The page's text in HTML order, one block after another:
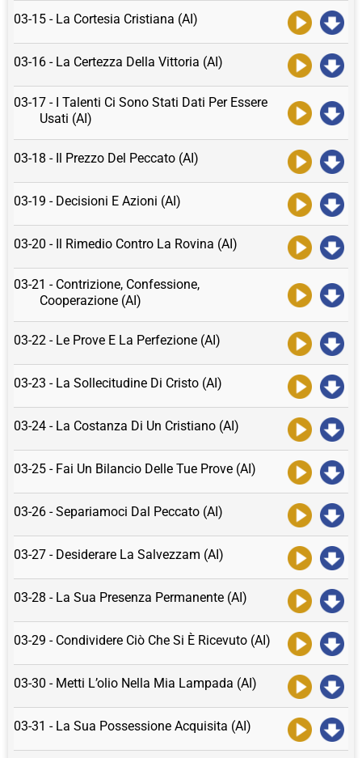
03-15 - La Cortesia Cristiana (AI)
03-16 - La Certezza Della Vittoria (AI)
03-17 - I Talenti Ci Sono Stati Dati Per Essere
Usati (AI)
03-18 - Il Prezzo Del Peccato (AI)
03-19 - Decisioni E Azioni (AI)
03-20 - Il Rimedio Contro La Rovina (AI)
03-21 - Contrizione, Confessione,
Cooperazione (AI)
03-22 - Le Prove E La Perfezione (AI)
03-23 - La Sollecitudine Di Cristo (AI)
03-24 - La Costanza Di Un Cristiano (AI)
03-25 - Fai Un Bilancio Delle Tue Prove (AI)
03-26 - Separiamoci Dal Peccato (AI)
03-27 - Desiderare La Salvezzam (AI)
03-28 - La Sua Presenza Permanente (AI)
03-29 - Condividere Ciò Che Si È Ricevuto (AI)
03-30 - Metti L’olio Nella Mia Lampada (AI)
03-31 - La Sua Possessione Acquisita (AI)